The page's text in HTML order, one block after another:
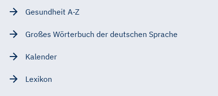
Gesundheit A-Z
Großes Wörterbuch der deutschen Sprache
Kalender
Lexikon